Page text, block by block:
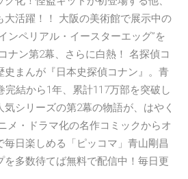
大活躍！！ 大阪の美術館で展示中の
ンペリアル・イースターエッグ”を
ナン第2幕、さらに白熱！ 名探偵コ
史まんが『日本史探偵コナン』。青
完結から1年、累計117万部を突破し
シリーズの第2幕の物語が、はやく
メ・ドラマ化の名作コミックからオ
毎日楽しめる「ピッコマ」青山剛昌
多数待てば無料で配信中！毎日更